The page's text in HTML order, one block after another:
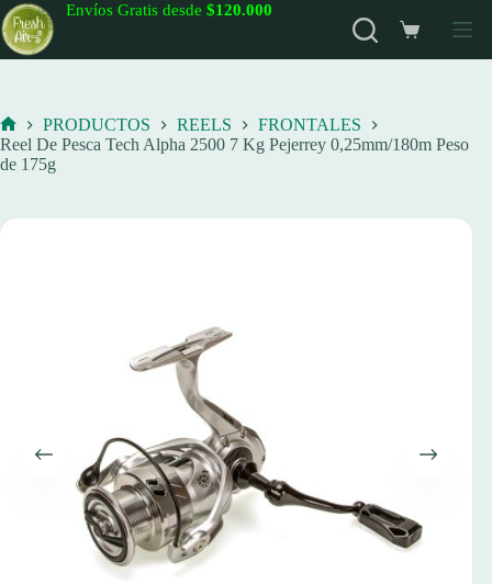
Saltar
al
contenido
Envíos Gratis desde $120.000
Carro
de
Inicio
PRODUCTOS REELS
FRONTALES
Reel De Pesca Tech Alpha 2500 7 Kg Pejerrey 0,25mm/180m Peso
de 175g